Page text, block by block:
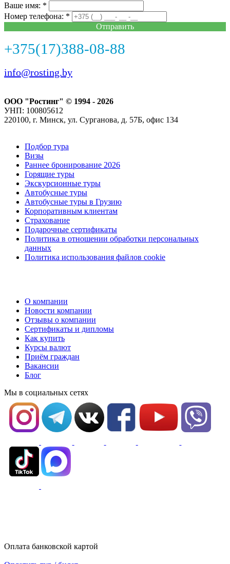
Ваше имя: *
Номер телефона: *
Отправить
+375(17)388-08-88
info@rosting.by
ООО "Ростинг" © 1994 - 2026
УНП: 100805612
220100, г. Минск, ул. Сурганова, д. 57Б, офис 134
Подбор тура
Визы
Раннее бронирование 2026
Горящие туры
Экскурсионные туры
Автобусные туры
Автобусные туры в Грузию
Корпоративным клиентам
Страхование
Подарочные сертификаты
Политика в отношении обработки персональных
данных
Политика использования файлов cookie
О компании
Новости компании
Отзывы о компании
Сертификаты и дипломы
Как купить
Курсы валют
Приём граждан
Вакансии
Блог
Мы в социальных сетях
Оплата банковской картой